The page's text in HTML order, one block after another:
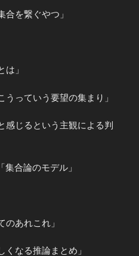
合を繋ぐやつ」
は」
うっていう要望の集まり」
感じるという主観による判
集合論のモデル」
のあれこれ」
くなる推論まとめ」